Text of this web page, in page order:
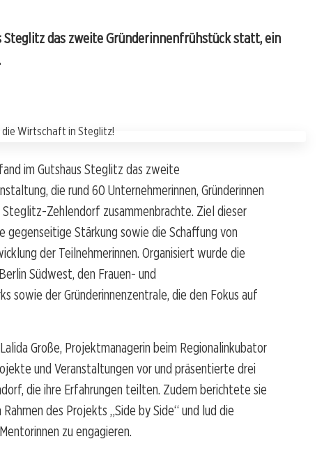
Steglitz das zweite Gründerinnenfrühstück statt, ein
im Gutshaus Steglitz das zweite
die rund 60 Unternehmerinnen, Gründerinnen
Zehlendorf zusammenbrachte. Ziel dieser
gegenseitige Stärkung sowie die Schaffung von
der Teilnehmerinnen. Organisiert wurde die
Südwest, den Frauen- und
sowie der Gründerinnenzentrale, die den Fokus auf
Große, Projektmanagerin beim Regionalinkubator
und Veranstaltungen vor und präsentierte drei
die ihre Erfahrungen teilten. Zudem berichtete sie
des Projekts „Side by Side“ und lud die
zu engagieren.